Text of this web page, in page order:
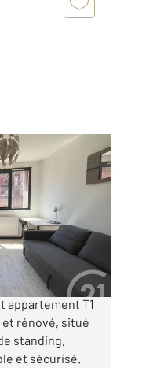
DE
appartement T1
et rénové, situé
standing,
et sécurisé.